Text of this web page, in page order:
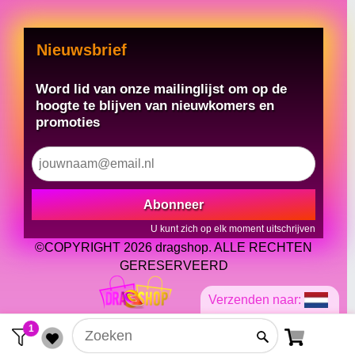
Verzenden naar:
1
Nieuwsbrief
Word lid van onze mailinglijst om op de
hoogte te blijven van nieuwkomers en
promoties
Abonneer
U kunt zich op elk moment uitschrijven
©COPYRIGHT 2026 dragshop. ALLE RECHTEN
GERESERVEERD